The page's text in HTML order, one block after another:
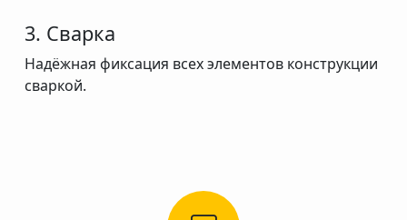
3. Сварка
Надёжная фиксация всех элементов конструкции
сваркой.